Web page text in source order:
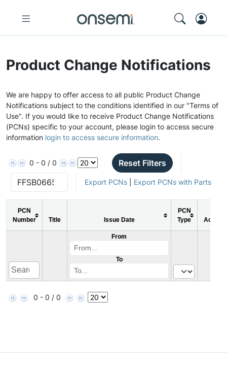
Product Change Notifications
We are happy to offer access to all public Product Change
Notifications subject to the conditions identified in our "Terms of
Use". If you would like to receive Product Change Notifications
(PCNs) specific to your account, please login to access secure
information login to access secure information.
0 - 0 / 0 Reset Filters
Export PCNs| Export PCNs with Parts
PCN
Number
Title Issue Date
PCN
Type
Action
From
To
0 - 0 / 0